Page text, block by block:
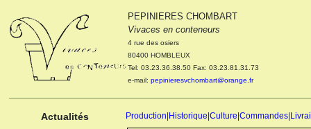
PEPINIERES CHOMBART
Vivaces en conteneurs
4 rue des osiers
80400 HOMBLEUX
Tel: 03.23.36.38.50 Fax: 03.23.81.31.73
e-mail: pepinieresvchombart@orange.fr
Actualités Production Historique Culture Commandes
Le 04 et 05 octobre 2022
Portes ouvertes de la
pépinière : Visite des
cultures, découverte des
nouveautés. Le rendez-vous
des passionnés Le mardi 04